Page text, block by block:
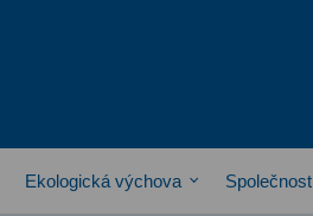
Ekologická výchova Společnost